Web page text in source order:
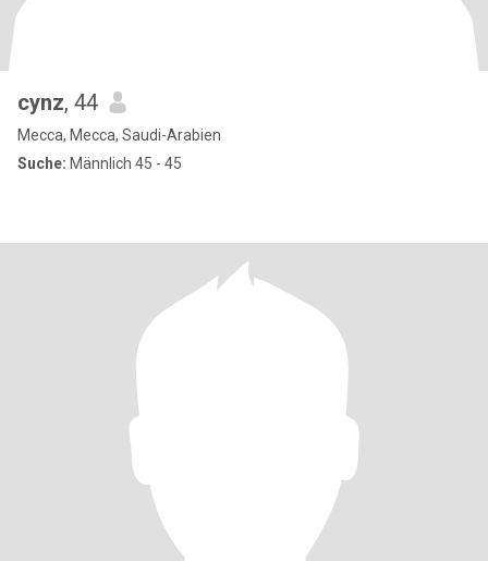
cynz, 44
Mecca, Mecca, Saudi-Arabien
Suche: Männlich 45 - 45